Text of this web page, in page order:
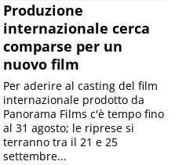
Produzione
internazionale cerca
comparse per un
nuovo film
Per aderire al casting del film
internazionale prodotto da
Panorama Films c'è tempo fino
al 31 agosto; le riprese si
terranno tra il 21 e 25
settembre...